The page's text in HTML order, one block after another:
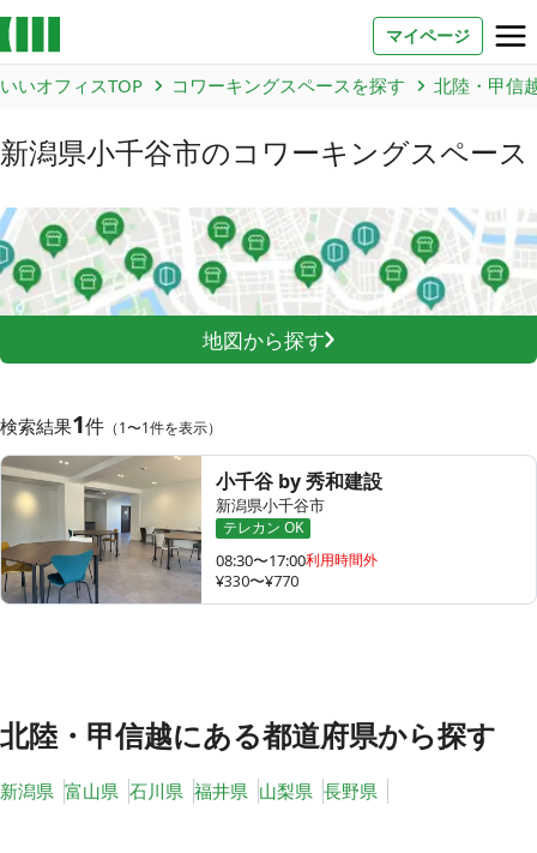
マイページ
よくあるご質問
法人での利用
いいオフィス（コワーキングスペース）
いい会議室（会議室専用スペース）
FCオーナー募集
コワーキング運営DXシステム
E Solution
いいオフィスTOP コワーキングスペースを探す 北陸・甲信
新潟県小千谷市のコワーキングスペース
地図から探す
検索結果1件 （1〜1件を表示）
小千谷 by 秀和建設
新潟県小千谷市
テレカン OK
08:30〜17:00利用時間外
¥330〜¥770
北陸・甲信越にある都道府県から探す
新潟県 富山県 石川県 福井県 山梨県 長野県